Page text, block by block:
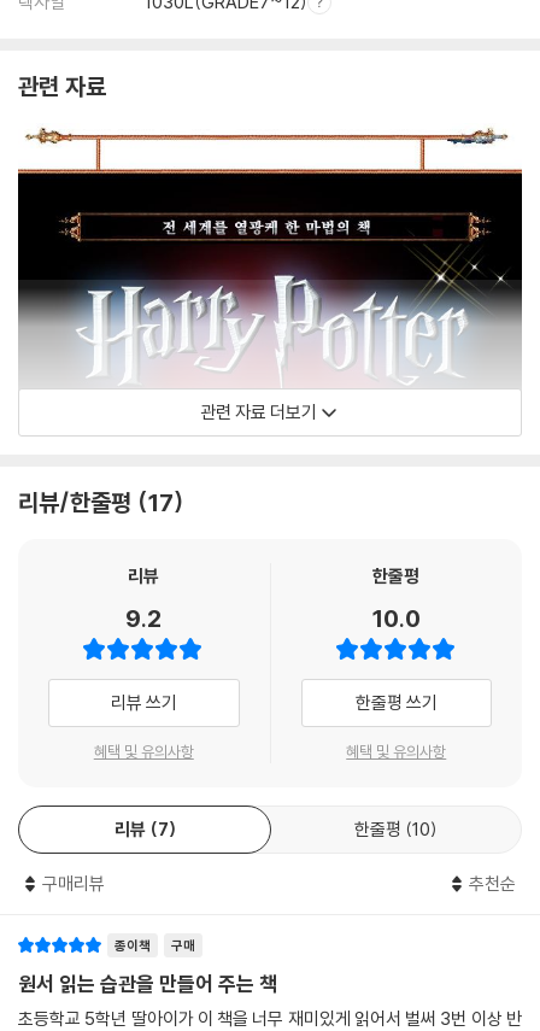
관련 자료
관련 자료 더보기
리뷰/한줄평 17
리뷰
9.2
리뷰 쓰기
혜택 및 유의사항
한줄평
10.0
한줄평 쓰기
혜택 및 유의사항
리뷰 7 한줄평 10
구매리뷰 추천순
종이책 구매
원서 읽는 습관을 만들어 주는 책
초등학교 5학년 딸아이가 이 책을 너무 재미있게 읽어서 벌써 3번 이상 반